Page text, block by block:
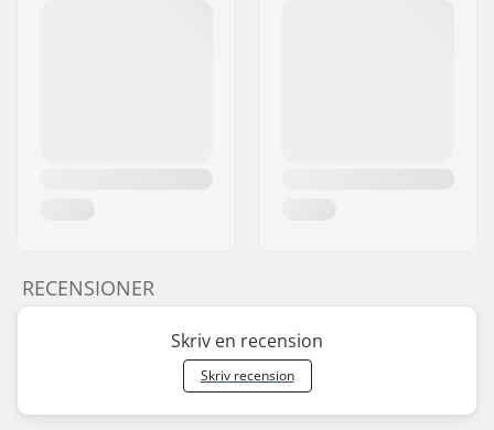
RECENSIONER
Skriv en recension
Skriv recension